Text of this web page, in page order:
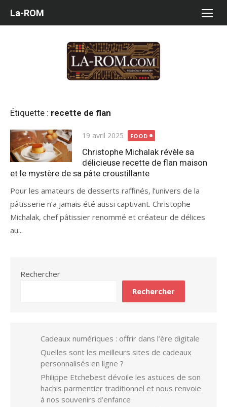
La-ROM
Étiquette : recette de flan
Publié
le
19 avril 2025 FOOD
Christophe Michalak révèle sa
délicieuse recette de flan maison
et le mystère de sa pâte croustillante
Pour les amateurs de desserts raffinés, l’univers de la
pâtisserie n’a jamais été aussi captivant. Christophe
Michalak, chef pâtissier renommé et créateur de délices
au...
Rechercher
Rechercher
Cadeaux numériques : offrir dans l’ère digitale
Quelles sont les meilleurs sites de cadeaux
personnalisés en ligne ?
Philippe Etchebest dévoile les astuces de son
hachis parmentier traditionnel et nous renvoie
à nos souvenirs d’enfance